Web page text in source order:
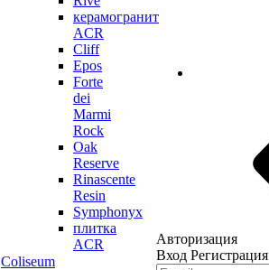
керамогранит
ACR
Cliff
Epos
Forte
dei
Marmi
Rock
Oak
Reserve
Rinascente
Resin
Symphonyx
плитка
ACR
Coliseum
Авторизация
Вход Регистрация